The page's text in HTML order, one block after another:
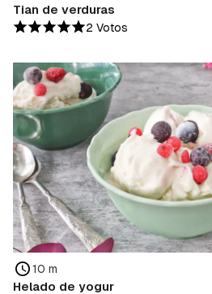
Tian de verduras
2 Votos
10 m
Helado de yogur